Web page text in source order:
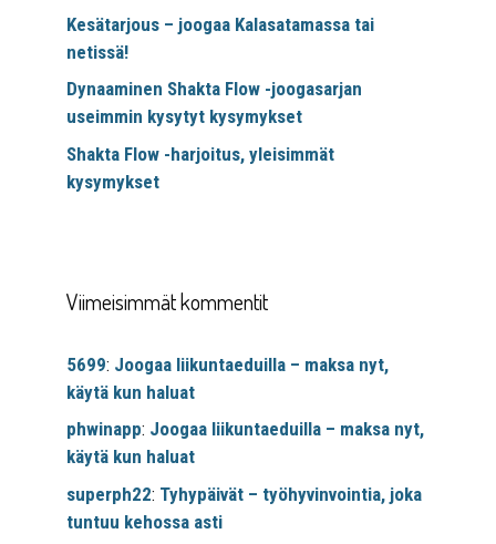
Kesätarjous – joogaa Kalasatamassa tai
netissä!
Dynaaminen Shakta Flow -joogasarjan
useimmin kysytyt kysymykset
Shakta Flow -harjoitus, yleisimmät
kysymykset
Viimeisimmät kommentit
5699: Joogaa liikuntaeduilla – maksa nyt,
käytä kun haluat
phwinapp: Joogaa liikuntaeduilla – maksa nyt,
käytä kun haluat
superph22: Tyhypäivät – työhyvinvointia, joka
tuntuu kehossa asti